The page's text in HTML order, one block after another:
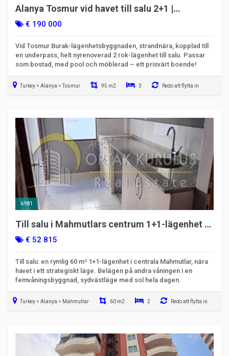
Alanya Tosmur vid havet till salu 2+1 |
Nyrenoverad | Kod 6878
€ 190 000
Vid Tosmur Burak-lägenhetsbyggnaden, strandnära, kopplad till
en underpass, helt nyrenoverad 2 rok-lägenhet till salu. Passar
som bostad, med pool och möblerad – ett prisvärt boende!
Turkey > Alanya > Tosmur 95 m2 3 Redo att flytta in
6981
Till salu i Mahmutlars centrum 1+1-lägenhet |
Havsnära läge | Kod 6981
€ 52 815
Till salu: en rymlig 60 m² 1+1-lägenhet i centrala Mahmutlar, nära
havet i ett strategiskt läge. Belägen på andra våningen i en
femvåningsbyggnad, sydvästläge med sol hela dagen.
Turkey > Alanya > Mahmutlar 60 m2 2 Redo att flytta in